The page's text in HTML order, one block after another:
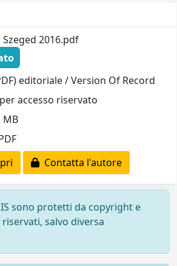
2016.pdf
editoriale / Version Of Record
accesso riservato
MB
Contatta l'autore
sono protetti da copyright e
salvo diversa